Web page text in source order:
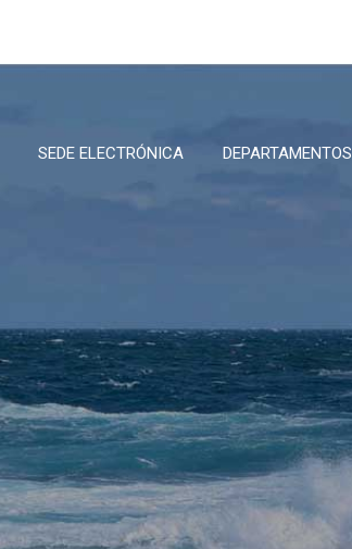
SEDE ELECTRÓNICA DEPARTAMENTOS